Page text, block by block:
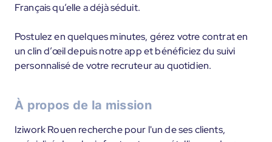
Français qu’elle a déjà séduit.
Postulez en quelques minutes, gérez votre contrat en
un clin d’œil depuis notre app et bénéficiez du suivi
personnalisé de votre recruteur au quotidien.
À propos de la mission
Iziwork Rouen recherche pour l'un de ses clients,